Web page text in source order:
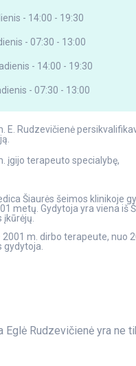
- 14:00 - 19:30
- 07:30 - 13:00
- 14:00 - 19:30
- 07:30 - 13:00
E. Rudzevičienė
įgijo terapeuto specialybę,
Šiaurės šeimos klinikoje
metų. Gydytoja yra viena iš
įkūrėjų.
2001 m. dirbo terapeute, nuo
gydytoja.
Rudzevičienė yra ne